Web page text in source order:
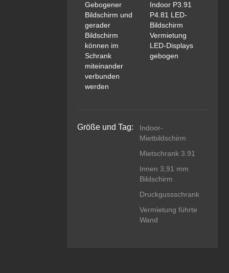
Gebogener
Bildschirm und
gerader
Bildschirm
können im
Schrank
miteinander
verbunden
werden
Indoor P3.91
P4.81 LED-
Bildschirm
Vermietung
LED-Displays
gebogen
Größe und Tag:
Indoor-
Mietbildschirm
Mietschrank 3.91
Innen 3,91 mm
Bildschirm
Druckgussschrank
Vermietung führte
Wand